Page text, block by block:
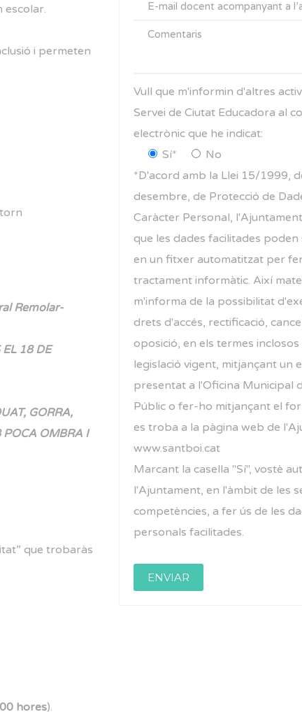
escolar.
i permeten
Remolar-
18 DE
GORRA,
POCA OMBRA I
que trobaràs
hores).
Vull que m'informin d'altres
Servei de Ciutat Educadora al
electrònic que he indicat:
Sí*
No
*D'acord amb la Llei 15/1999,
desembre, de Protecció de
Caràcter Personal,
que les dades facilitades poden
en un fitxer automatitzat per
tractament informàtic. Així
m'informa de la possibilitat
drets d'accés, rectificació,
oposició, en els termes inclosos
legislació vigent, mitjançant un
presentat a l'Oficina Municipal
Públic o fer-ho mitjançant el
es troba a la pàgina web de
www.santboi.cat
Marcant la casella "Sí", vostè
l'Ajuntament, en l'àmbit de les
competències, a fer ús de les
personals facilitades.